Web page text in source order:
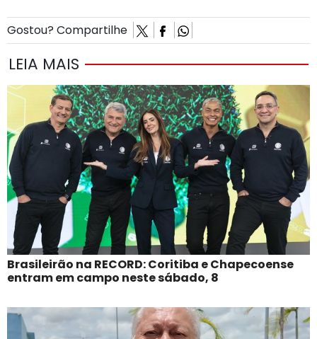
Gostou? Compartilhe
LEIA MAIS
Brasileirão na RECORD: Coritiba e Chapecoense
entram em campo neste sábado, 8